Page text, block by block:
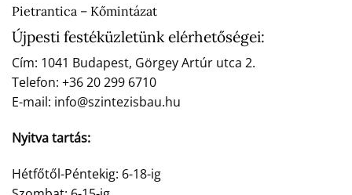
Pietrantica – Kőmintázat
Újpesti festéküzletünk elérhetőségei:
Cím: 1041 Budapest, Görgey Artúr utca 2.
Telefon: +36 20 299 6710
E-mail: info@szintezisbau.hu
Nyitva tartás:
Hétfőtől-Péntekig: 6-18-ig